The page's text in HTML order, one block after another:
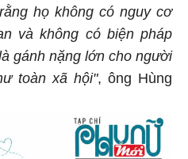
họ không có nguy cơ
và không có biện pháp
gánh nặng lớn cho người
toàn xã hội", ông Hùng